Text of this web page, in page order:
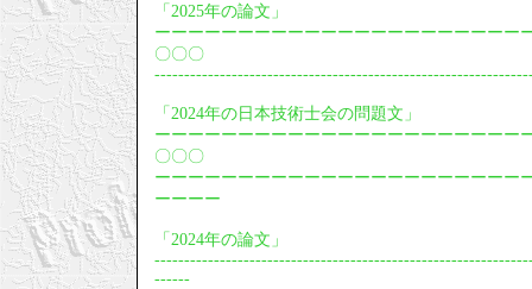
「2025年の論文」
ーーーーーーーーーーーーーーーーーーーーー
〇〇〇
「2024年の日本技術士会の問題文」
ーーーーーーーーーーーーーーーーーーーーー
〇〇〇
ーーーーーーーーーーーーーーーーーーーーー
ーーーー
「2024年の論文」
------